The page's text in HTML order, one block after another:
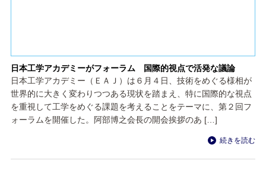
日本工学アカデミーがフォーラム 国際的視点で活発な議論
日本工学アカデミー（ＥＡＪ）は６月４日、技術をめぐる様相が
世界的に大きく変わりつつある現状を踏まえ、特に国際的な視点
を重視して工学をめぐる課題を考えることをテーマに、第２回フ
ォーラムを開催した。阿部博之会長の開会挨拶のあ […]
続きを読む